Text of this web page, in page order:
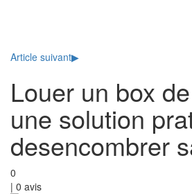
Article suivant▶
Louer un box
une solution
desencombrer
0
| 0 avis